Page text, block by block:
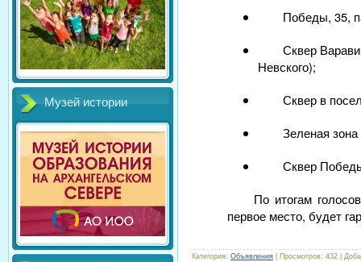
Музей истории
Победы, 35,
Сквер
Невского);
Сквер в
Зеленая
Сквер
По итогам
первое место, будет
Категория: Объявления Просмотров: 432